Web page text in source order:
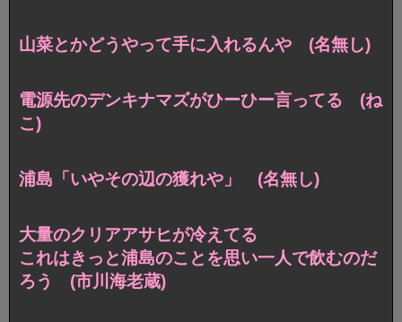
山菜とかどうやって手に入れるんや (名無し)
電源先のデンキナマズがひーひー言ってる (ね
こ)
浦島「いやその辺の獲れや」 (名無し)
大量のクリアアサヒが冷えてる
これはきっと浦島のことを思い一人で飲むのだ
ろう (市川海老蔵)